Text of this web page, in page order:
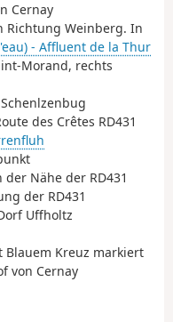
Cernay
Richtung Weinberg. In
- Affluent de la Thur
Morand, rechts
des Crêtes RD431
der Nähe der RD431
der RD431
Uffholtz
Blauem Kreuz markiert
von Cernay